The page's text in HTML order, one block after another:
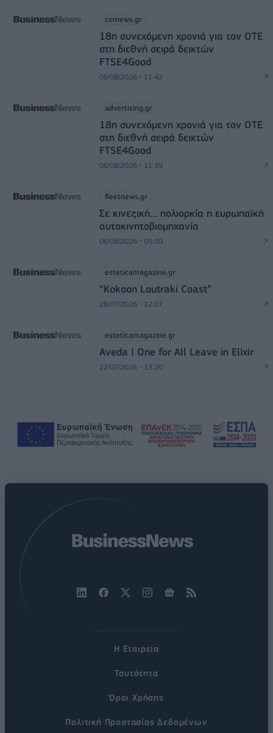
csrnews.gr
18η συνεχόμενη χρονιά για τον ΟΤΕ
στη διεθνή σειρά δεικτών
FTSE4Good
06/08/2026 - 11:42
advertising.gr
18η συνεχόμενη χρονιά για τον ΟΤΕ
στη διεθνή σειρά δεικτών
FTSE4Good
06/08/2026 - 11:39
fleetnews.gr
Σε κινεζική… πολιορκία η ευρωπαϊκή
αυτοκινητοβιομηχανία
06/08/2026 - 05:00
esteticamagazine.gr
“Kokoon Loutraki Coast”
28/07/2026 - 12:07
esteticamagazine.gr
Aveda I One for All Leave in Elixir
22/07/2026 - 13:20
Η Εταιρεία
Ταυτότητα
Όροι Χρήσης
Πολιτική Προστασίας Δεδομένων